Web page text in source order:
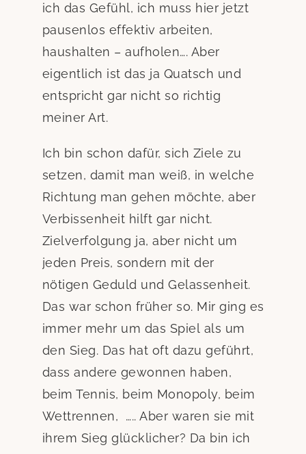
ich das Gefühl, ich muss hier jetzt
pausenlos effektiv arbeiten,
haushalten – aufholen…. Aber
eigentlich ist das ja Quatsch und
entspricht gar nicht so richtig
meiner Art.
Ich bin schon dafür, sich Ziele zu
setzen, damit man weiß, in welche
Richtung man gehen möchte, aber
Verbissenheit hilft gar nicht.
Zielverfolgung ja, aber nicht um
jeden Preis, sondern mit der
nötigen Geduld und Gelassenheit.
Das war schon früher so. Mir ging es
immer mehr um das Spiel als um
den Sieg. Das hat oft dazu geführt,
dass andere gewonnen haben,
beim Tennis, beim Monopoly, beim
Wettrennen, ….. Aber waren sie mit
ihrem Sieg glücklicher? Da bin ich